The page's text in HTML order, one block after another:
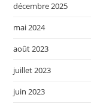
décembre 2025
mai 2024
août 2023
juillet 2023
juin 2023